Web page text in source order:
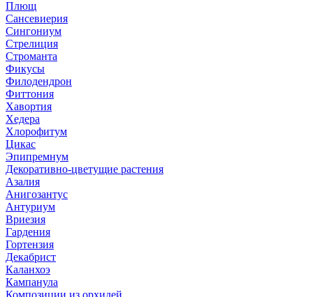
Плющ
Сансевиерия
Сингониум
Стрелиция
Строманта
Фикусы
Филодендрон
Фиттония
Хавортия
Хедера
Хлорофитум
Цикас
Эпипремнум
Декоративно-цветущие растения
Азалия
Анигозантус
Антуриум
Вриезия
Гардения
Гортензия
Декабрист
Каланхоэ
Кампанула
Композиции из орхидей